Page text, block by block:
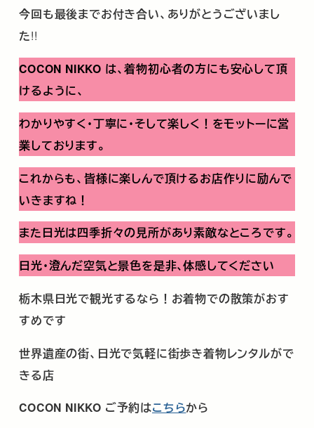
今回も最後までお付き合い、ありがとうございまし
た!!
COCON NIKKO は、着物初心者の方にも安心して頂
けるように、
わかりやすく･丁寧に･そして楽しく！をモットーに営
業しております。
これからも、皆様に楽しんで頂けるお店作りに励んで
いきますね！
また日光は四季折々の見所があり素敵なところです。
日光・澄んだ空気と景色を是非､体感してください
栃木県日光で観光するなら！お着物での散策がおす
すめです
世界遺産の街、日光で気軽に街歩き着物レンタルがで
きる店
COCON NIKKO ご予約はこちらから